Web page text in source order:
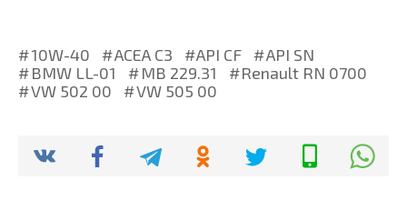
10W-40 ACEA C3 API CF
API SN
BMW LL-01
MB 229.31
Renault RN 0700
VW 502 00
VW 505 00